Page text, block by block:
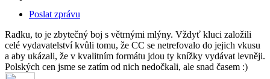
Poslat zprávu
Radku, to je zbytečný boj s větrnými mlýny. Vždyť kluci založili
celé vydavatelství kvůli tomu, že CC se netrefovalo do jejich vkusu
a aby ukázali, že v kvalitním formátu jdou ty knížky vydávat levněji.
Polských cen jsme se zatím od nich nedočkali, ale snad časem :)